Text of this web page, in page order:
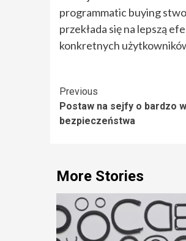
programmatic buying
przekłada się na lepszą
konkretnych
Continue
Reading
Previous
Postaw na sejfy o bardzo
bezpieczeństwa
More Stories